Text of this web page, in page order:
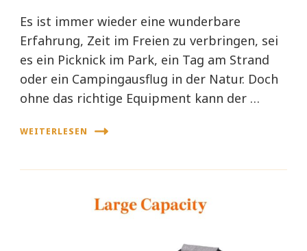
Es ist immer wieder eine wunderbare
Erfahrung, Zeit im Freien zu verbringen, sei
es ein Picknick im Park, ein Tag am Strand
oder ein Campingausflug in der Natur. Doch
ohne das richtige Equipment kann der …
WEITERLESEN